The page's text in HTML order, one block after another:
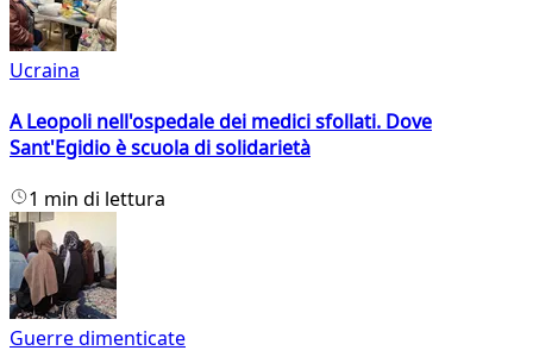
Ucraina
A Leopoli nell'ospedale dei medici sfollati. Dove
Sant'Egidio è scuola di solidarietà
1 min di lettura
Guerre dimenticate